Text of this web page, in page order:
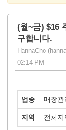
(월~금) $16
구합니다.
HannaCho
02:14 PM
업종 매장관
지역 전체지